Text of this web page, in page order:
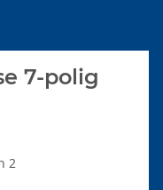
7-polig
2